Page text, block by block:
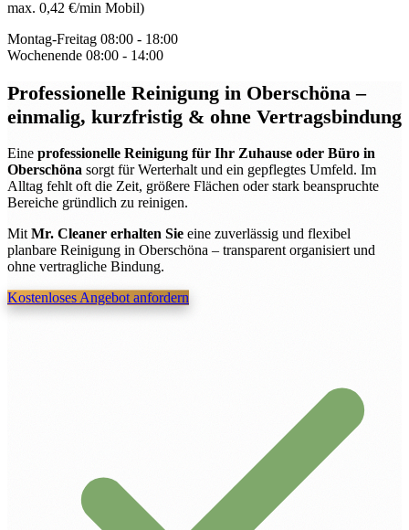
max. 0,42 €/min Mobil)
Montag-Freitag 08:00 - 18:00
Wochenende 08:00 - 14:00
Professionelle Reinigung in Oberschöna–
einmalig, kurzfristig & ohne Vertragsbindung
Eine professionelle Reinigung für Ihr Zuhause oder Büro in
Oberschöna sorgt für Werterhalt und ein gepflegtes Umfeld. Im
Alltag fehlt oft die Zeit, größere Flächen oder stark beanspruchte
Bereiche gründlich zu reinigen.
Mit Mr. Cleaner erhalten Sie eine zuverlässig und flexibel
planbare Reinigung in Oberschöna – transparent organisiert und
ohne vertragliche Bindung.
Kostenloses Angebot anfordern